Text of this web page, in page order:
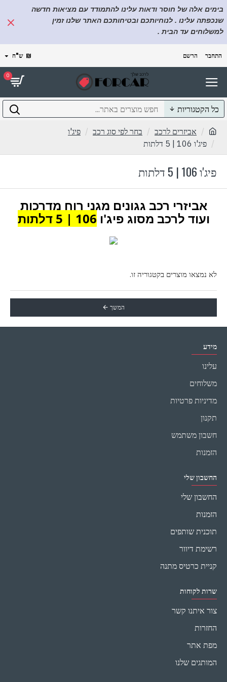
בימים אלה של חוסר ודאות עלינו להתמודד עם מציאות חדשה
שנכפתה עלינו . לנוחיותכם ובטיחותכם האתר שלנו זמין
למשלוחים עד הבית .
התחבר הרשם ₪ ש"ח
0
כל הקטגוריות
אביזרים לרכב בחר לפי סוג רכב
פיג'ו
פיג'ו 106 | 5 דלתות
פיג'ו 106 | 5 דלתות
אביזרי רכב גגונים מגני רוח מדרכות
ועוד לרכב מסוג פיג'ו 106 | 5 דלתות
לא נמצאו מוצרים בקטגוריה זו.
המשך
מידע
עלינו
משלוחים
מדיניות פרטיות
תקנון
חשבון משתמש
הזמנות
החשבון שלי
החשבון שלי
הזמנות
תוכנית שותפים
רשימת דיוור
קניית כרטיס מתנה
שרות לקוחות
צור איתנו קשר
החזרות
מפת אתר
המותגים שלנו